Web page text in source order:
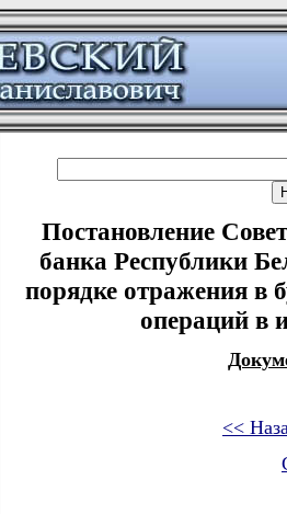
Постановление
банка Республики
порядке отражения в
операций в
<<